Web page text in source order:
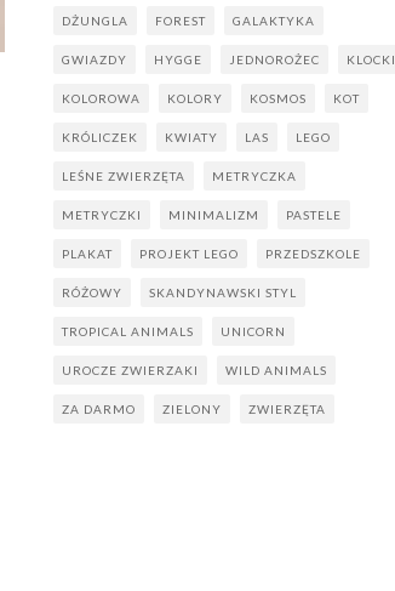
DŻUNGLA FOREST GALAKTYKA
GWIAZDY HYGGE JEDNOROŻEC KLOCKI
KOLOROWA KOLORY KOSMOS KOT
KRÓLICZEK KWIATY LAS LEGO
LEŚNE ZWIERZĘTA METRYCZKA
METRYCZKI MINIMALIZM PASTELE
PLAKAT PROJEKT LEGO PRZEDSZKOLE
RÓŻOWY SKANDYNAWSKI STYL
TROPICAL ANIMALS UNICORN
UROCZE ZWIERZAKI WILD ANIMALS
ZA DARMO ZIELONY ZWIERZĘTA